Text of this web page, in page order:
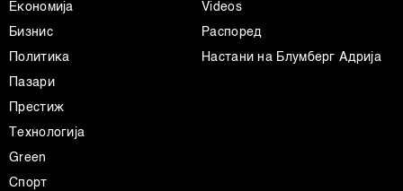
Економија
Бизнис
Политика
Пазари
Престиж
Технологија
Green
Спорт
Videos
Распоред
Настани на Блумберг Адрија